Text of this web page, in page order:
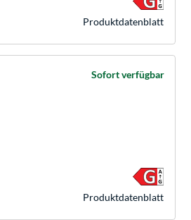
Produkt­datenblatt
Sofort verfügbar
Produkt­datenblatt